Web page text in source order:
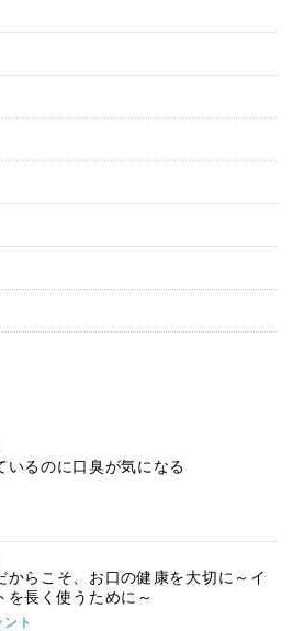
いるのに口臭が気になる
からこそ、お口の健康を大切に～イ
を長く使うために～
ト